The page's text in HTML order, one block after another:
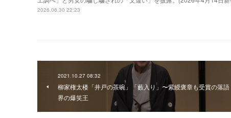
2026.06.30 22:23
2021.10.27 08:32
柳家権太楼「井戸の茶碗」「藪入り」〜紫綬褒章も受賞の落語
界の爆笑王